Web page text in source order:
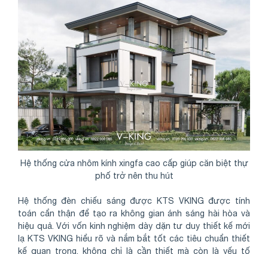
Hệ thống cửa nhôm kính xingfa cao cấp giúp căn biệt thự
phố trở nên thu hút
Hệ thống đèn chiếu sáng được KTS VKING được tính
toán cẩn thận để tạo ra không gian ánh sáng hài hòa và
hiệu quả. Với vốn kinh nghiệm dày dặn tư duy thiết kế mới
lạ KTS VKING hiểu rõ và nắm bắt tốt các tiêu chuẩn thiết
kế quan trọng, không chỉ là cần thiết mà còn là yếu tố